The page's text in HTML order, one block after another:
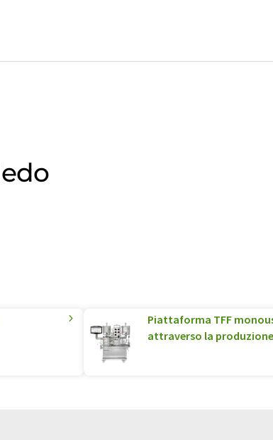
Piattaforma TFF
attraverso la